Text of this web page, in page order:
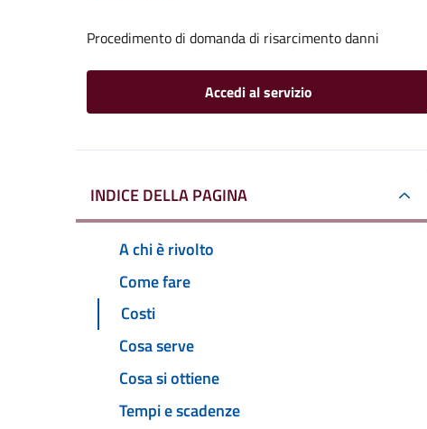
Procedimento di domanda di risarcimento danni
Accedi al servizio
INDICE DELLA PAGINA
A chi è rivolto
Come fare
Costi
Cosa serve
Cosa si ottiene
Tempi e scadenze